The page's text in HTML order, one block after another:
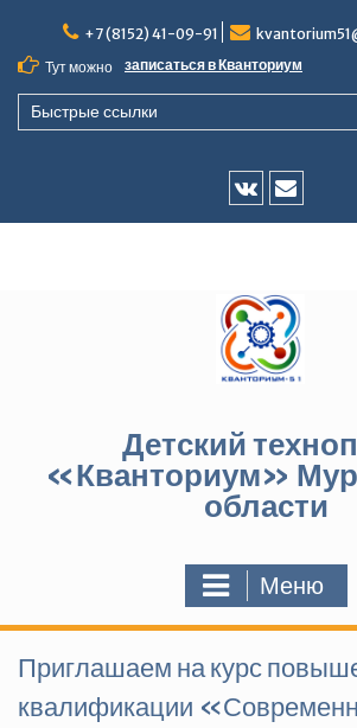
содержимому
+7 (8152) 41-09-91
Тут можно
записаться в Кванториум
Быстрые ссылки
Vk
E-
Детский
«Кванториум»
области
Меню
Приглашаем на курс
квалификации